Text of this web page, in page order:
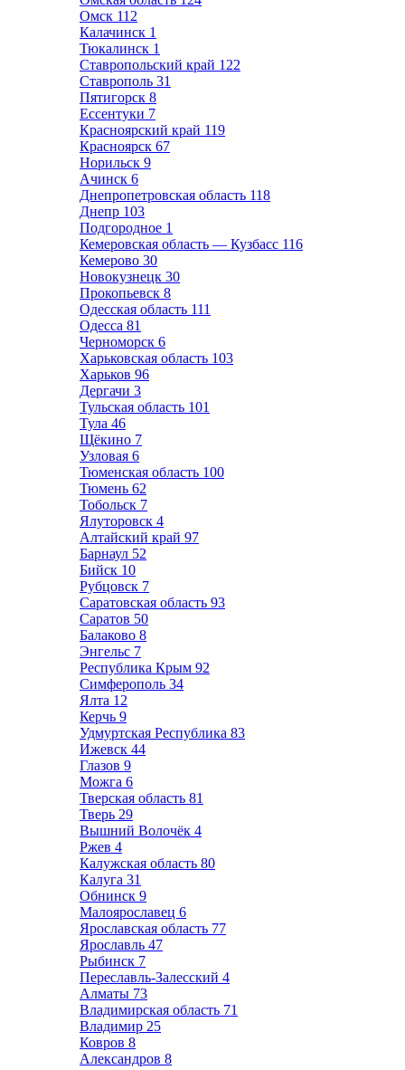
Омск 112
Калачинск 1
Тюкалинск 1
Ставропольский край 122
Ставрополь 31
Пятигорск 8
Ессентуки 7
Красноярский край 119
Красноярск 67
Норильск 9
Ачинск 6
Днепропетровская область 118
Днепр 103
Подгородное 1
Кемеровская область — Кузбасс 116
Кемерово 30
Новокузнецк 30
Прокопьевск 8
Одесская область 111
Одесса 81
Черноморск 6
Харьковская область 103
Харьков 96
Дергачи 3
Тульская область 101
Тула 46
Щёкино 7
Узловая 6
Тюменская область 100
Тюмень 62
Тобольск 7
Ялуторовск 4
Алтайский край 97
Барнаул 52
Бийск 10
Рубцовск 7
Саратовская область 93
Саратов 50
Балаково 8
Энгельс 7
Республика Крым 92
Симферополь 34
Ялта 12
Керчь 9
Удмуртская Республика 83
Ижевск 44
Глазов 9
Можга 6
Тверская область 81
Тверь 29
Вышний Волочёк 4
Ржев 4
Калужская область 80
Калуга 31
Обнинск 9
Малоярославец 6
Ярославская область 77
Ярославль 47
Рыбинск 7
Переславль-Залесский 4
Алматы 73
Владимирская область 71
Владимир 25
Ковров 8
Александров 8